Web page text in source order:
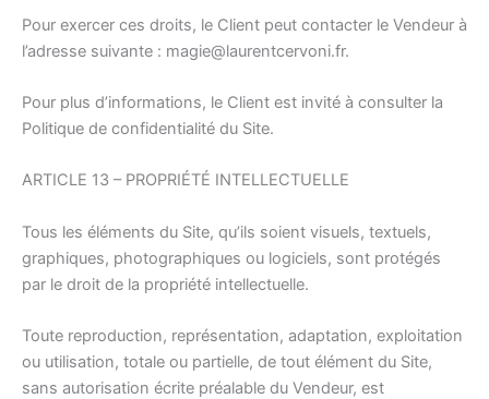
Pour exercer ces droits, le Client peut contacter le Vendeur à
l’adresse suivante : magie@laurentcervoni.fr.
Pour plus d’informations, le Client est invité à consulter la
Politique de confidentialité du Site.
ARTICLE 13 – PROPRIÉTÉ INTELLECTUELLE
Tous les éléments du Site, qu’ils soient visuels, textuels,
graphiques, photographiques ou logiciels, sont protégés
par le droit de la propriété intellectuelle.
Toute reproduction, représentation, adaptation, exploitation
ou utilisation, totale ou partielle, de tout élément du Site,
sans autorisation écrite préalable du Vendeur, est